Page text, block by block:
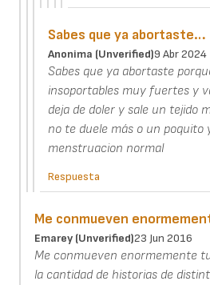
Sabes que ya abortaste…
Anonima (unverified)9 Abr 2024
Sabes que ya abortaste
insoportables muy fuertes y
deja de doler y sale un tejido
no te duele más o un poquito
menstruacion normal
Respuesta
Me conmueven
Emarey (unverified)23 Jun 2016
Me conmueven enormemente
la cantidad de historias de